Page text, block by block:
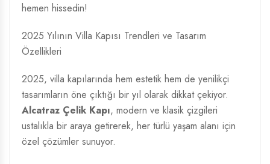
hemen hissedin!
2025 Yılının Villa Kapısı Trendleri ve Tasarım
Özellikleri
2025, villa kapılarında hem estetik hem de yenilikçi
tasarımların öne çıktığı bir yıl olarak dikkat çekiyor.
Alcatraz Çelik Kapı, modern ve klasik çizgileri
ustalıkla bir araya getirerek, her türlü yaşam alanı için
özel çözümler sunuyor.